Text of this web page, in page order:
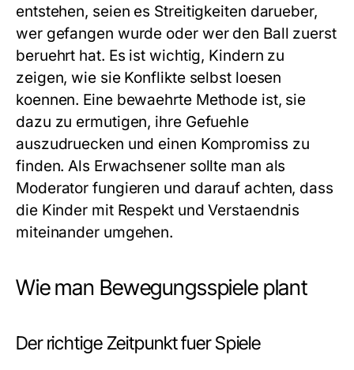
entstehen, seien es Streitigkeiten darueber,
wer gefangen wurde oder wer den Ball zuerst
beruehrt hat. Es ist wichtig, Kindern zu
zeigen, wie sie Konflikte selbst loesen
koennen. Eine bewaehrte Methode ist, sie
dazu zu ermutigen, ihre Gefuehle
auszudruecken und einen Kompromiss zu
finden. Als Erwachsener sollte man als
Moderator fungieren und darauf achten, dass
die Kinder mit Respekt und Verstaendnis
miteinander umgehen.
Wie man Bewegungsspiele plant
Der richtige Zeitpunkt fuer Spiele